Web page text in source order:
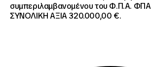
συμπεριλαμβανομένου του Φ.Π.Α.
ΣΥΝΟΛΙΚΗ ΑΞΙΑ 320.000,00 €.